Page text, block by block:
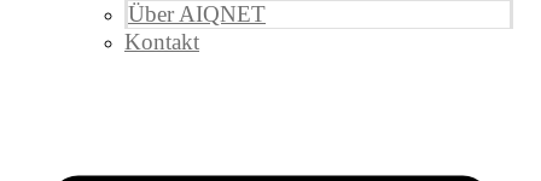
Über AIQNET
Kontakt